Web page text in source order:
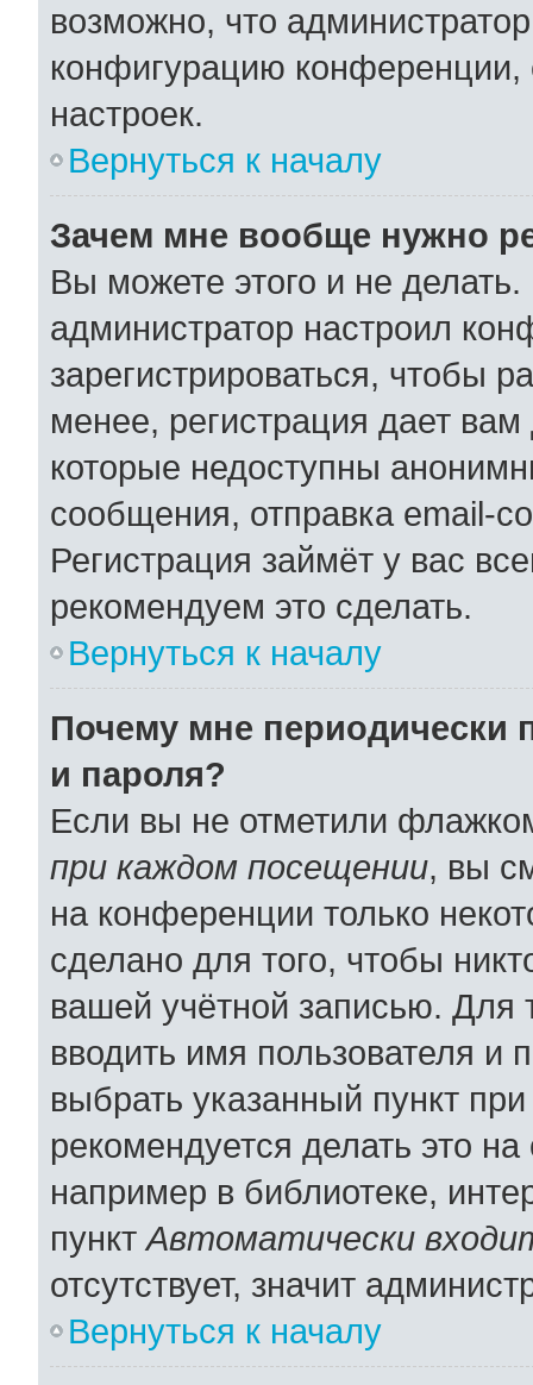
возможно, что
конфигурацию конференции,
настроек.
Вернуться к началу
Зачем мне вообще нужно
Вы можете этого и не делать.
администратор настроил
зарегистрироваться, чтобы
менее, регистрация дает
которые недоступны
сообщения, отправка email-
Регистрация займёт у вас
рекомендуем это сделать.
Вернуться к началу
Почему мне периодически
и пароля?
Если вы не отметили
при каждом посещении, вы
на конференции только
сделано для того, чтобы
вашей учётной записью. Для
вводить имя пользователя
выбрать указанный пункт
рекомендуется делать это
например в библиотеке,
пунктАвтоматически
отсутствует, значит
Вернуться к началу